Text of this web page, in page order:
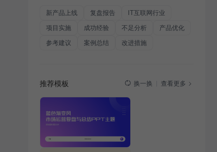
新产品上线 复盘报告 IT互联网行业
项目实施 成功经验 不足分析 产品优化
参考建议 案例总结 改进措施
推荐模板 换一换 查看更多